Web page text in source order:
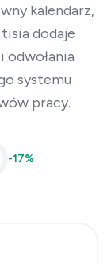
kalendarz,
dodaje
systemu
pracy.
-17%